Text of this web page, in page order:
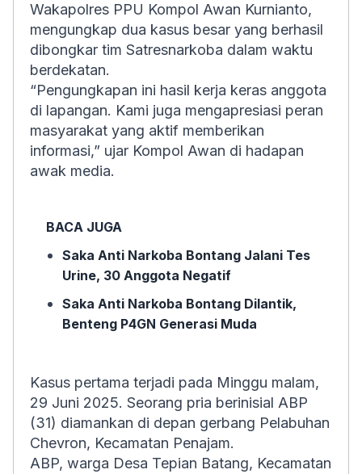
Wakapolres PPU Kompol Awan Kurnianto,
mengungkap dua kasus besar yang berhasil
dibongkar tim Satresnarkoba dalam waktu
berdekatan.
“Pengungkapan ini hasil kerja keras anggota
di lapangan. Kami juga mengapresiasi peran
masyarakat yang aktif memberikan
informasi,” ujar Kompol Awan di hadapan
awak media.
BACA JUGA
Saka Anti Narkoba Bontang Jalani Tes
Urine, 30 Anggota Negatif
Saka Anti Narkoba Bontang Dilantik,
Benteng P4GN Generasi Muda
Kasus pertama terjadi pada Minggu malam,
29 Juni 2025. Seorang pria berinisial ABP
(31) diamankan di depan gerbang Pelabuhan
Chevron, Kecamatan Penajam.
ABP, warga Desa Tepian Batang, Kecamatan